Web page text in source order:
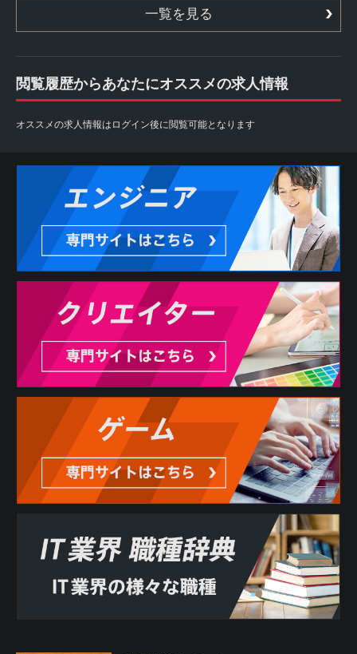
一覧を見る
閲覧履歴からあなたにオススメの求人情報
オススメの求人情報はログイン後に閲覧可能となります